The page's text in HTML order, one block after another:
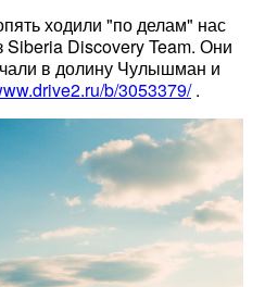
ходили "по делам" нас
Siberia Discovery Team. Они
в долину Чулышман и
b/3053379/.